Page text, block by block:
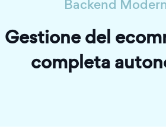
Backend
Gestione del
completa